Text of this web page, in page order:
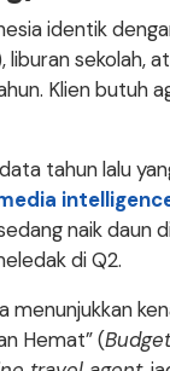
identik
sekolah,
Klien butuh
tahun lalu
naik daun
di Q2.
menunjukkan
Hemat” (